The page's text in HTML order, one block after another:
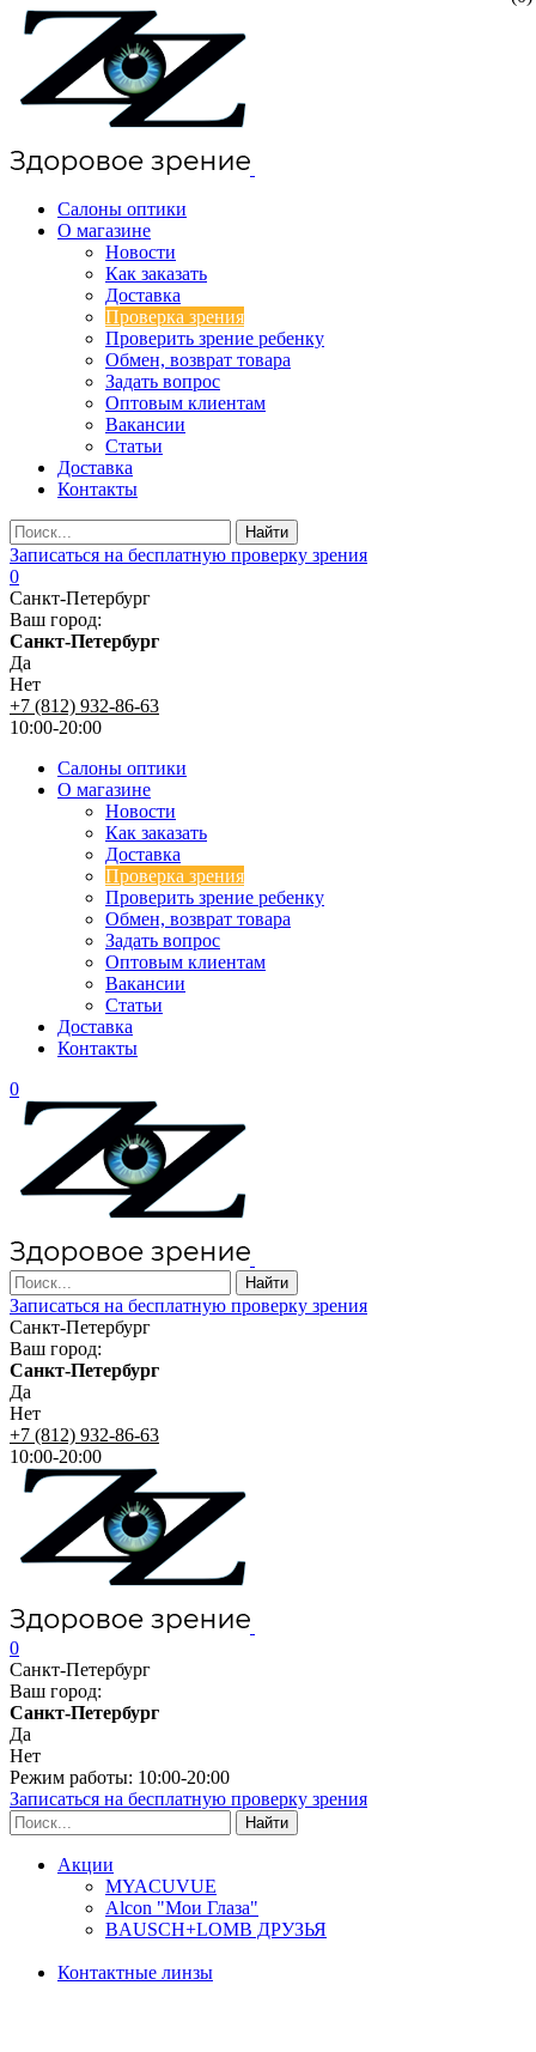
Салоны оптики
О магазине
Новости
Как заказать
Доставка
Проверка зрения
Проверить зрение ребенку
Обмен, возврат товара
Задать вопрос
Оптовым клиентам
Вакансии
Статьи
Доставка
Контакты
Записаться на бесплатную проверку зрения
0
Санкт-Петербург
Ваш город:
Санкт-Петербург
Да
Нет
+7 (812) 932-86-63
10:00-20:00
Салоны оптики
О магазине
Новости
Как заказать
Доставка
Проверка зрения
Проверить зрение ребенку
Обмен, возврат товара
Задать вопрос
Оптовым клиентам
Вакансии
Статьи
Доставка
Контакты
0
Записаться на бесплатную проверку зрения
Санкт-Петербург
Ваш город:
Санкт-Петербург
Да
Нет
+7 (812) 932-86-63
10:00-20:00
0
Санкт-Петербург
Ваш город:
Санкт-Петербург
Да
Нет
Режим работы: 10:00-20:00
Записаться на бесплатную проверку зрения
Акции
MYACUVUE
Alcon "Мои Глаза"
BAUSCH+LOMB ДРУЗЬЯ
Контактные линзы